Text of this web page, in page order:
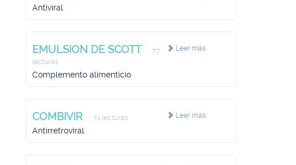
Antiviral
Leer más
EMULSION DE SCOTT
77
lecturas
Complemento alimenticio
Leer más
COMBIVIR 71 lecturas
Antirretroviral